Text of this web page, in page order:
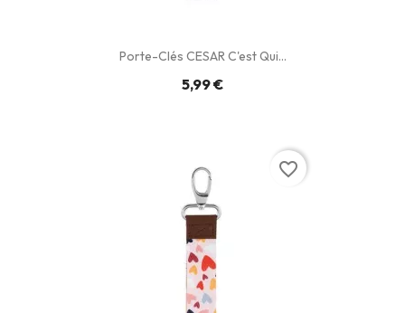
Porte-Clés CESAR C'est Qui...
5,99 €
favorite_border